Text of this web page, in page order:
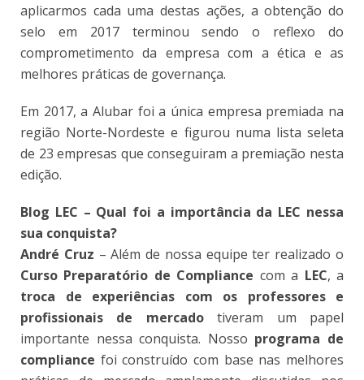
aplicarmos cada uma destas ações, a obtenção do
selo em 2017 terminou sendo o reflexo do
comprometimento da empresa com a ética e as
melhores práticas de governança.
Em 2017, a Alubar foi a única empresa premiada na
região Norte-Nordeste e figurou numa lista seleta
de 23 empresas que conseguiram a premiação nesta
edição.
Blog LEC – Qual foi a importância da LEC nessa
sua conquista?
André Cruz – Além de nossa equipe ter realizado o
Curso Preparatório de Compliance com a LEC, a
troca de experiências com os professores e
profissionais de mercadotiveram um papel
importante nessa conquista. Nosso programa de
compliance foi construído com base nas melhores